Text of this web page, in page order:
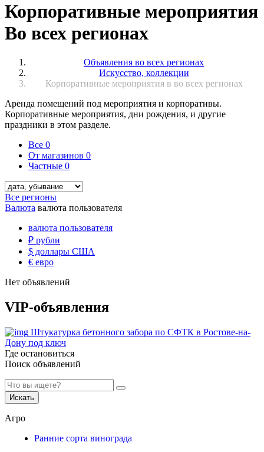
Корпоративные мероприятия
Во всех регионах
Объявления во всех регионах
Искусство, коллекции
Корпоративные мероприятия в во всех регионах
Аренда помещений под мероприятия и корпоративы.
Корпоративные мероприятия, дни рождения, и другие
праздники в этом разделе.
Все 0
От магазинов 0
Частные 0
Все регионы
Валюта валюта пользователя
валюта пользователя
₽ рубли
$ доллары США
€ евро
Нет объявлений
VIP-объявления
Штукатурка бетонного забора по СФТК в Ростове-на-
Дону под ключ
Где остановиться
Поиск объявлений
Искать
Агро
Ранние сорта винограда